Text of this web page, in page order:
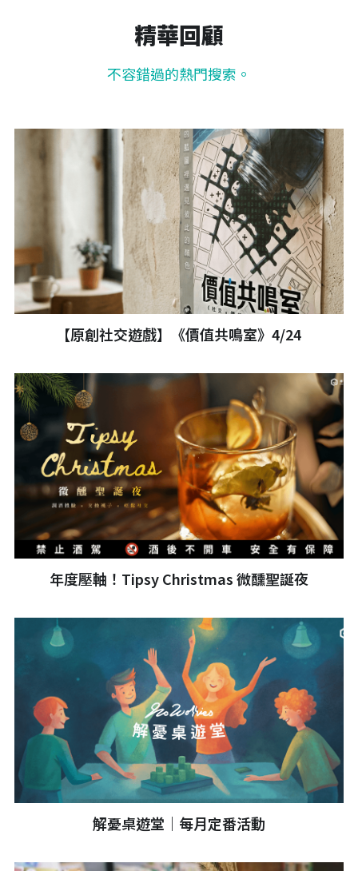
精華回顧
不容錯過的熱門搜索。
【原創社交遊戲】《價值共鳴室》4/24
年度壓軸！Tipsy Christmas 微醺聖誕夜
解憂桌遊堂｜每月定番活動